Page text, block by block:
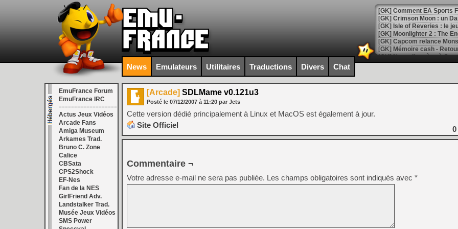
[GK] Comment EA Sports
[GK] Crimson Moon : un
[GK] Isle of Reveries : le
[GK] Moonlighter 2 : The
[GK] Capcom relance
[Mo5] Deux inédits du
[GK] Le beat'em up The
[GK] Endless Legend 2 :
[LS] [PS5] Le WebKit
[GK] Oubliez Crazy Taxi,
[LS] [Switch] NSZ 5.0.0
[GK] No More Room in
[GK] Un chatbot Atelier
[GK] Mémoire cash -
News Emulateurs Utilitaires Traductions Divers Chat
EmuFrance Forum
EmuFrance IRC
===================
Actus Jeux Vidéos
Arcade Fans
Amiga Museum
Arkames Trad.
Bruno C. Zone
Calice
CBSata
CPS2Shock
EF-Nes
Fan de la NES
GirlFriend Adv.
Landstalker Trad.
Musée Jeux Vidéos
SMS Power
[Arcade] SDLMame v0.121u3
Posté le 07/12/2007 à 11:20 par Jets
Cette version dédié principalement à Linux et MacOS est également à jour.
Site Officiel
0
Commentaire ¬
Votre adresse e-mail ne sera pas publiée. Les champs obligatoires sont indiqués avec *